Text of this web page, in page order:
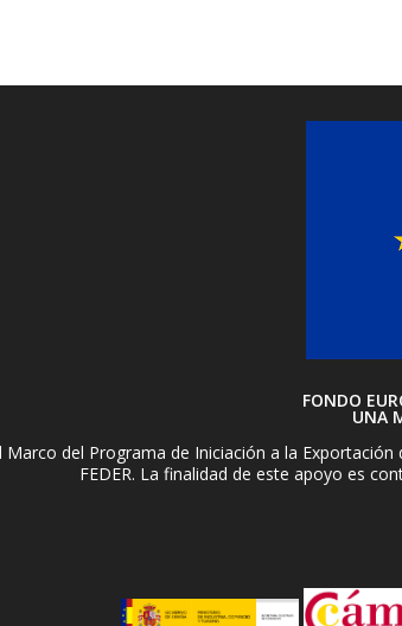
FONDO
UNA
Marco del Programa de Iniciación a la
FEDER. La finalidad de este apoyo es